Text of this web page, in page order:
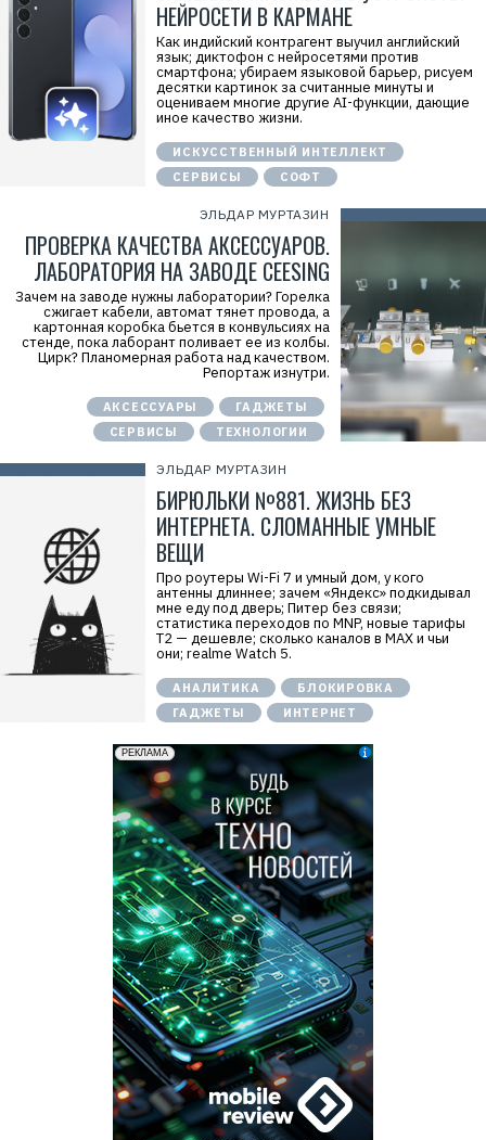
ь
:
О
О
О
«
Н
и
м
И
Н
7
1
3
4
9
0
7
НЕЙРОСЕТИ В КАРМАНЕ
Как индийский контрагент выучил английский
язык; диктофон с нейросетями против
смартфона; убираем языковой барьер, рисуем
десятки картинок за считанные минуты и
оцениваем многие другие AI-функции, дающие
иное качество жизни.
ИСКУССТВЕННЫЙ ИНТЕЛЛЕКТ
СЕРВИСЫ
СОФТ
ЭЛЬДАР МУРТАЗИН
ПРОВЕРКА КАЧЕСТВА АКСЕССУАРОВ.
ЛАБОРАТОРИЯ НА ЗАВОДЕ CEESING
Зачем на заводе нужны лаборатории? Горелка
сжигает кабели, автомат тянет провода, а
картонная коробка бьется в конвульсиях на
стенде, пока лаборант поливает ее из колбы.
Цирк? Планомерная работа над качеством.
Репортаж изнутри.
АКСЕССУАРЫ
ГАДЖЕТЫ
СЕРВИСЫ
ТЕХНОЛОГИИ
ЭЛЬДАР МУРТАЗИН
БИРЮЛЬКИ №881. ЖИЗНЬ БЕЗ
ИНТЕРНЕТА. СЛОМАННЫЕ УМНЫЕ
ВЕЩИ
Про роутеры Wi-Fi 7 и умный дом, у кого
антенны длиннее; зачем «Яндекс» подкидывал
мне еду под дверь; Питер без связи;
статистика переходов по MNP, новые тарифы
Т2 — дешевле; сколько каналов в MAX и чьи
они; realme Watch 5.
АНАЛИТИКА
БЛОКИРОВКА
ГАДЖЕТЫ
ИНТЕРНЕТ